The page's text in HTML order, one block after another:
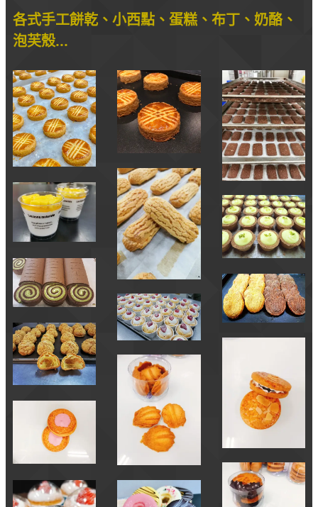
各式手工餅乾、小西點、蛋糕、布丁、奶酪、
泡芙殼...